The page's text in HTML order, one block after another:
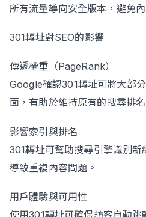
所有流量導向安全版本，避免
301轉址對SEO的影響
傳遞權重（PageRank）
Google確認301轉址可將大部
面，有助於維持原有的搜尋排名
影響索引與排名
301轉址可幫助搜尋引擎識別
導致重複內容問題。
用戶體驗與可用性